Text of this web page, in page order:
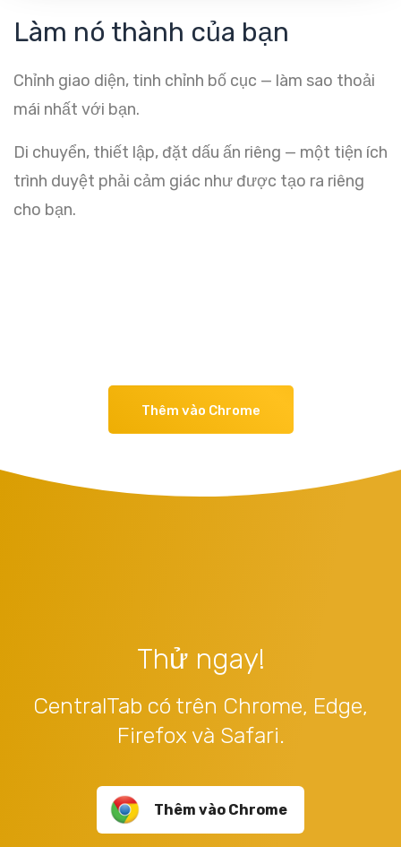
Làm nó thành của bạn
Chỉnh giao diện, tinh chỉnh bố cục — làm sao thoải
mái nhất với bạn.
Di chuyển, thiết lập, đặt dấu ấn riêng — một tiện ích
trình duyệt phải cảm giác như được tạo ra riêng
cho bạn.
Thêm vào Chrome
Thử ngay!
CentralTab có trên Chrome, Edge,
Firefox và Safari.
Thêm vào Chrome